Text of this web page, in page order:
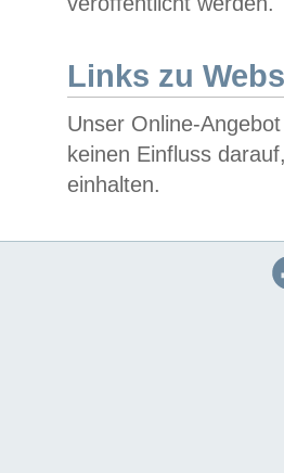
Links zu
Unser Online-
keinen Einfluss
einhalten.